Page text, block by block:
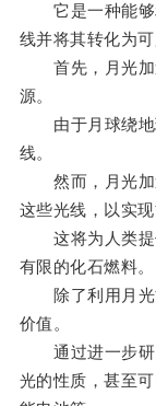
它是一种能够
线并将其转化为可
首先，月光加
源。
由于月球绕地
线。
然而，月光加
这些光线，以实
这将为人类提
有限的化石燃料。
除了利用月光
价值。
通过进一步研
光的性质，甚至